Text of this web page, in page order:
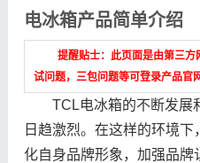
电冰箱产品简单介绍
提醒贴士：此页面是由第三
试问题，三包问题等可登录产品官
TCL电冰箱的不断发展
日趋激烈。在这样的环境
化自身品牌形象，加强品